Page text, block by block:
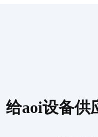
给aoi设备供